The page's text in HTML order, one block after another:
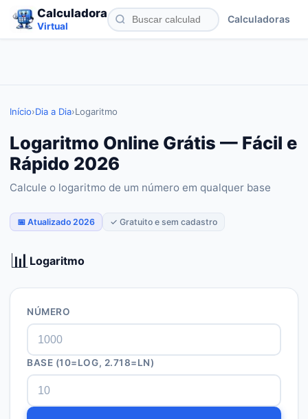
Calculadora
Virtual
Calculadoras
Início›Dia a Dia›Logaritmo
Logaritmo Online Grátis — Fácil e
Rápido 2026
Calcule o logaritmo de um número em qualquer base
📅 Atualizado 2026 ✓ Gratuito e sem cadastro
📊Logaritmo
NÚMERO
BASE (10=LOG, 2.718=LN)